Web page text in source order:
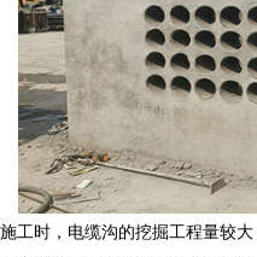
施工时，电缆沟的挖掘工程量较